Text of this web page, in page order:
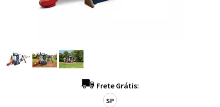
Frete Grátis:
SP